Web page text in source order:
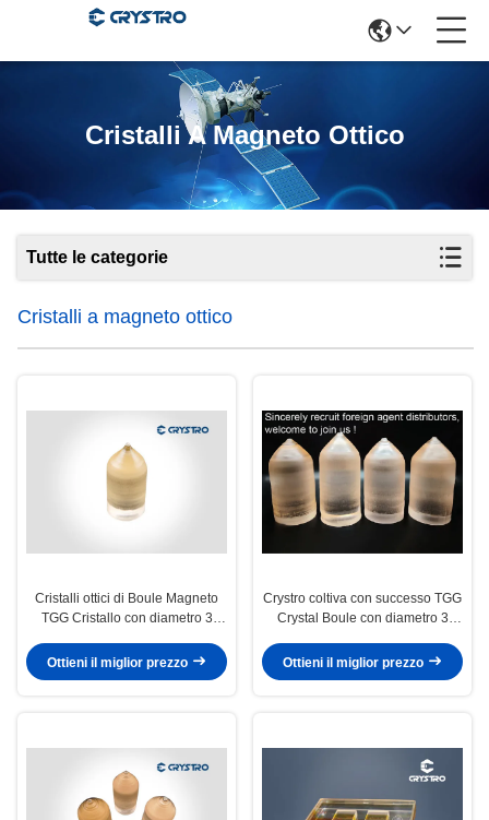
Cristalli A Magneto Ottico
Tutte le categorie
Cristalli a magneto ottico
Cristalli ottici di Boule Magneto
TGG Cristallo con diametro 3
Ottieni il miglior prezzo
Crystro coltiva con successo TGG
Crystal Boule con diametro 3
Ottieni il miglior prezzo